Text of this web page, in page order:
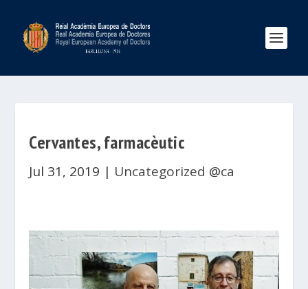
Cervantes, farmacèutic
Jul 31, 2019 | Uncategorized @ca